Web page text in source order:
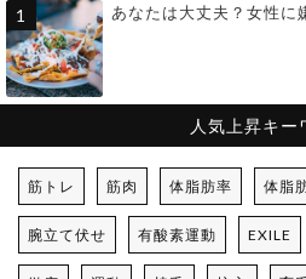
あなたは大丈夫？女性に
人気上昇キー
筋トレ 筋肉 体脂肪率 体脂
腕立て伏せ 有酸素運動 EXILE